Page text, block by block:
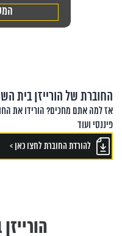
קראתי ואני מאשר/ת
לשמירת המידע לצורך
החוברת של הורייזן בית
אז למה אתם מחכים? הורידו את
פיננסי ועוד
להורדת החוברת לחצו כאן >